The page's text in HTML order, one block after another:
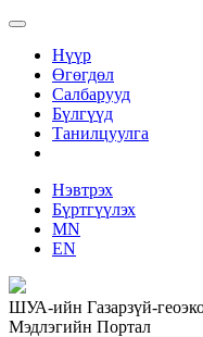
Нүүр
Өгөгдөл
Салбарууд
Бүлгүүд
Танилцуулга
Нэвтрэх
Бүртгүүлэх
MN
EN
ШУА-ийн Газарзүй-
Мэдлэгийн Портал